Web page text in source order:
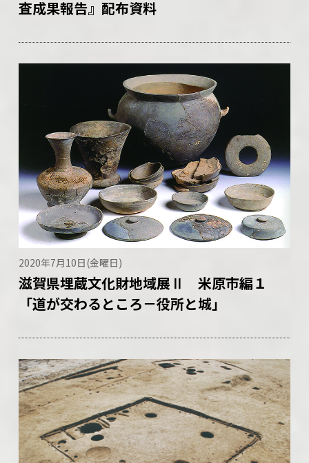
査成果報告』配布資料
2020年7月10日(金曜日)
滋賀県埋蔵文化財地域展Ⅱ 米原市編１
「道が交わるところ－役所と城」